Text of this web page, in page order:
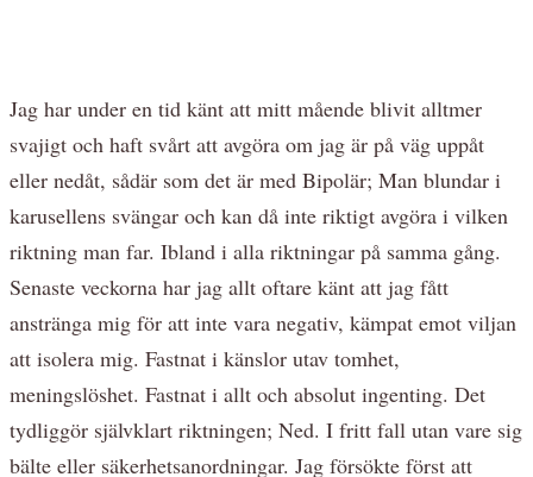
Jag har under en tid känt att mitt mående blivit alltmer
svajigt och haft svårt att avgöra om jag är på väg uppåt
eller nedåt, sådär som det är med Bipolär; Man blundar i
karusellens svängar och kan då inte riktigt avgöra i vilken
riktning man far. Ibland i alla riktningar på samma gång.
Senaste veckorna har jag allt oftare känt att jag fått
anstränga mig för att inte vara negativ, kämpat emot viljan
att isolera mig. Fastnat i känslor utav tomhet,
meningslöshet. Fastnat i allt och absolut ingenting. Det
tydliggör självklart riktningen; Ned. I fritt fall utan vare sig
bälte eller säkerhetsanordningar. Jag försökte först att